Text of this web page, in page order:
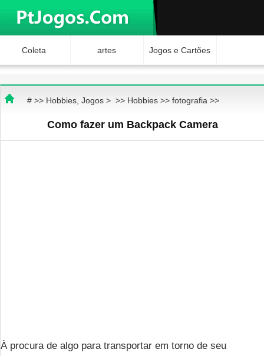
Coleta artes Jogos e Cartões
# >> Hobbies, Jogos> >> Hobbies>> fotografia >>
Como fazer um Backpack Camera
À procura de algo para transportar em torno de seu